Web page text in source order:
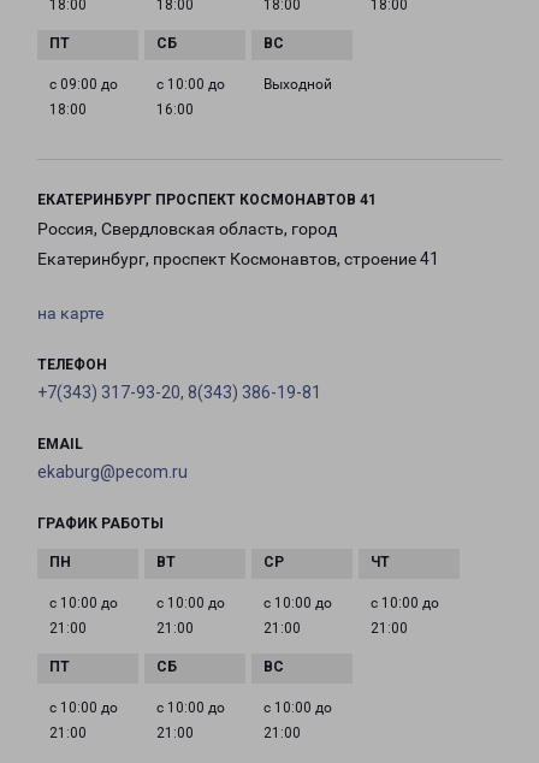
18:00
18:00
18:00
18:00
с 09:00 до
18:00
с 10:00 до
16:00
Выходной
ЕКАТЕРИНБУРГ ПРОСПЕКТ КОСМОНАВТОВ 41
Россия, Свердловская область, город
Екатеринбург, проспект Космонавтов, строение 41
на карте
ТЕЛЕФОН
+7(343) 317-93-20, 8(343) 386-19-81
EMAIL
ekaburg@pecom.ru
ГРАФИК РАБОТЫ
с 10:00 до
21:00
с 10:00 до
21:00
с 10:00 до
21:00
с 10:00 до
21:00
с 10:00 до
21:00
с 10:00 до
21:00
с 10:00 до
21:00